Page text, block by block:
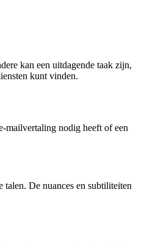
kan een uitdagende taak zijn,
kunt vinden.
mailvertaling nodig heeft of een
talen. De nuances en subtiliteiten